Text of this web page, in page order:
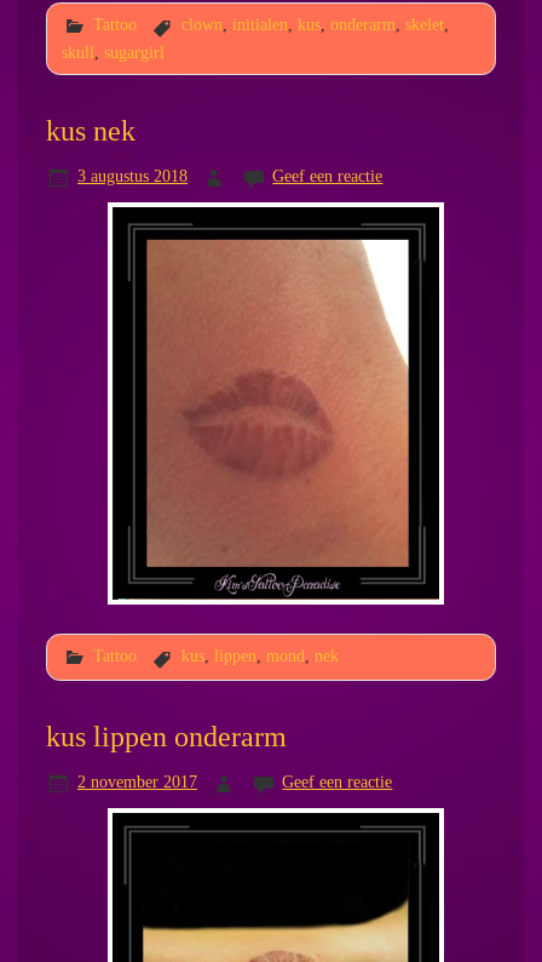
Tattoo clown initialen kus, onderarm skelet,
skull sugargirl
kus nek
3 augustus 2018 Geef een reactie
Tattoo kus, lippen, mond, nek
kus lippen onderarm
2 november 2017 Geef een reactie